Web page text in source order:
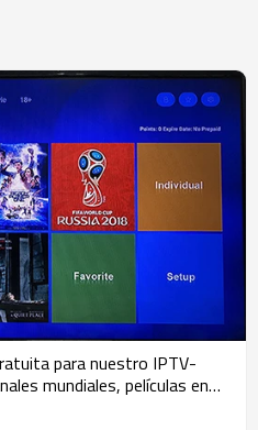
para nuestro IPTV-
mundiales, películas en